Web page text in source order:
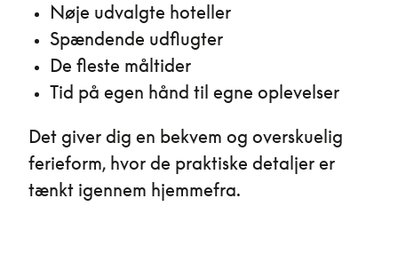
Nøje udvalgte hoteller
Spændende udflugter
De fleste måltider
Tid på egen hånd til egne oplevelser
Det giver dig en bekvem og overskuelig
ferieform, hvor de praktiske detaljer er
tænkt igennem hjemmefra.